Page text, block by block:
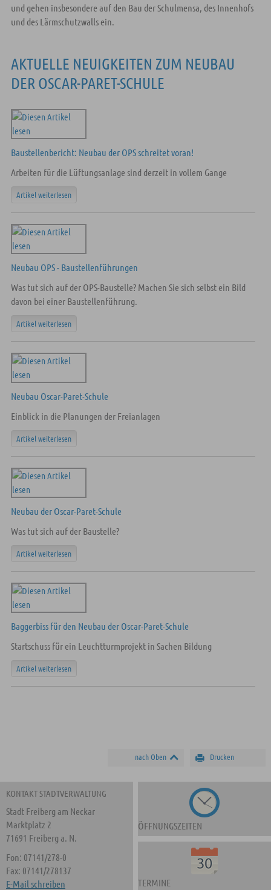
und gehen insbesondere auf den Bau der Schulmensa, des Innenhofs
und des Lärmschutzwalls ein.
AKTUELLE NEUIGKEITEN ZUM NEUBAU
DER OSCAR-PARET-SCHULE
Baustellenbericht: Neubau der OPS schreitet voran!
Arbeiten für die Lüftungsanlage sind derzeit in vollem Gange
Artikel weiterlesen
Neubau OPS - Baustellenführungen
Was tut sich auf der OPS-Baustelle? Machen Sie sich selbst ein Bild
davon bei einer Baustellenführung.
Artikel weiterlesen
Neubau Oscar-Paret-Schule
Einblick in die Planungen der Freianlagen
Artikel weiterlesen
Neubau der Oscar-Paret-Schule
Was tut sich auf der Baustelle?
Artikel weiterlesen
Baggerbiss für den Neubau der Oscar-Paret-Schule
Startschuss für ein Leuchtturmprojekt in Sachen Bildung
Artikel weiterlesen
Drucken
nach Oben
KONTAKT STADTVERWALTUNG
Stadt Freiberg am Neckar
Marktplatz 2
71691 Freiberg a. N.
Fon: 07141/278-0
Fax: 07141/278137
E-Mail schreiben
ÖFFNUNGSZEITEN
TERMINE